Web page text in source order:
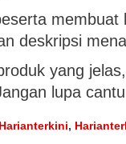
deskripsi
yang
lupa
Harianterkini,